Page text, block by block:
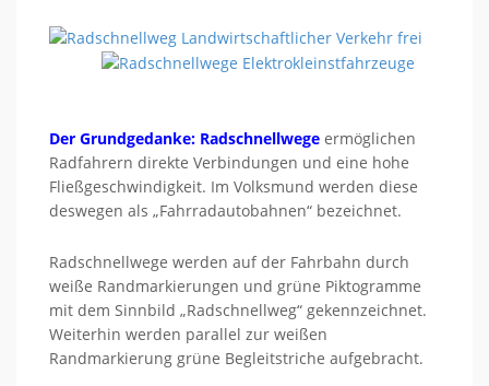
Der Grundgedanke: Radschnellwege ermöglichen
Radfahrern direkte Verbindungen und eine hohe
Fließgeschwindigkeit. Im Volksmund werden diese
deswegen als „Fahrradautobahnen“ bezeichnet.
Radschnellwege werden auf der Fahrbahn durch
weiße Randmarkierungen und grüne Piktogramme
mit dem Sinnbild „Radschnellweg“ gekennzeichnet.
Weiterhin werden parallel zur weißen
Randmarkierung grüne Begleitstriche aufgebracht.